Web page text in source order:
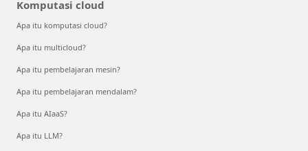
Komputasi cloud
Apa itu komputasi cloud?
Apa itu multicloud?
Apa itu pembelajaran mesin?
Apa itu pembelajaran mendalam?
Apa itu AIaaS?
Apa itu LLM?